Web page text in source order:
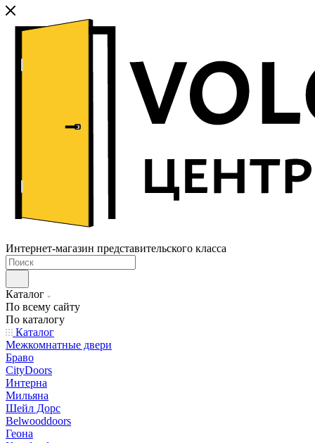
Интернет-магазин представительского класса
Каталог
По всему сайту
По каталогу
Каталог
Межкомнатные двери
Браво
CityDoors
Интерна
Мильяна
Шейл Дорс
Belwooddoors
Геона